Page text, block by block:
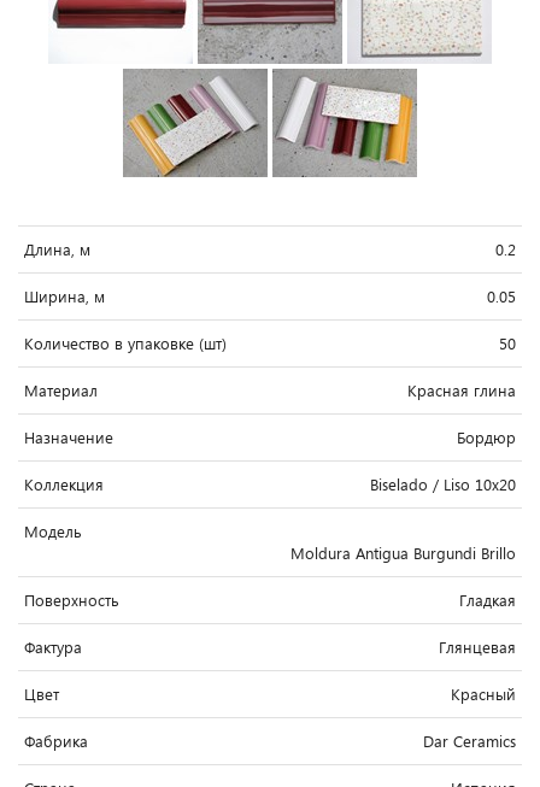
Длина, м 0.2
Ширина, м 0.05
Количество в упаковке (шт) 50
Материал Красная глина
Назначение Бордюр
Коллекция Biselado / Liso 10x20
Модель
Moldura Antigua Burgundi Brillo
Поверхность Гладкая
Фактура Глянцевая
Цвет Красный
Фабрика Dar Ceramics